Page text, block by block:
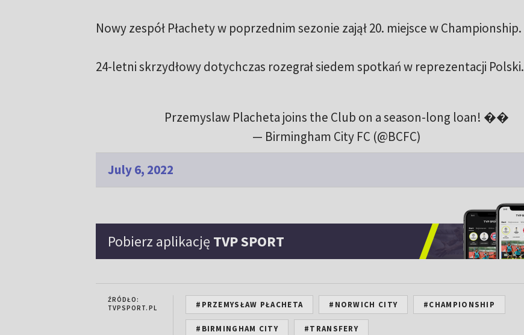
Nowy zespół Płachety w poprzednim sezonie zajął 20. miejsce w Championship.
24-letni skrzydłowy dotychczas rozegrał siedem spotkań w reprezentacji Polski.
Przemyslaw Placheta joins the Club on a season-long loan! ��
— Birmingham City FC (@BCFC)
July 6, 2022
Pobierz aplikację TVP SPORT
ŹRÓDŁO:
TVPSPORT.PL
#PRZEMYSŁAW PŁACHETA #NORWICH CITY #CHAMPIONSHIP
#BIRMINGHAM CITY #TRANSFERY